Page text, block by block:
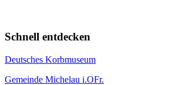
Schnell entdecken
Deutsches Korbmuseum
Gemeinde Michelau i.OFr.